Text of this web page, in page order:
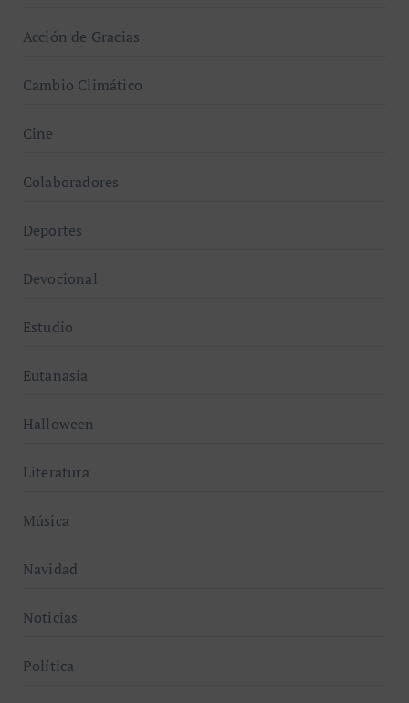
Acción de Gracias
Cambio Climático
Cine
Colaboradores
Deportes
Devocional
Estudio
Eutanasia
Halloween
Literatura
Música
Navidad
Noticias
Política